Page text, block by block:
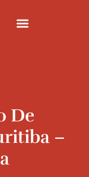
De
–